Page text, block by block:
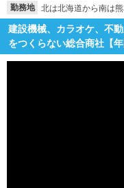
勤務地
北は北海道から南は
建設機械、カラオケ、不
をつくらない総合商社【年